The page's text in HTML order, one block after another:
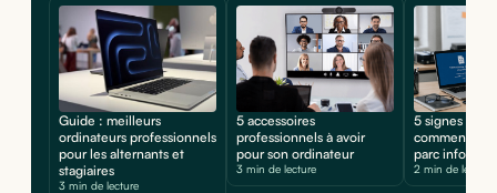
Guide : meilleurs
ordinateurs professionnels
pour les alternants et
stagiaires
3 min de lecture
5 accessoires
professionnels à avoir
pour son ordinateur
3 min de lecture
5 signes
comment
parc
2 min de lecture